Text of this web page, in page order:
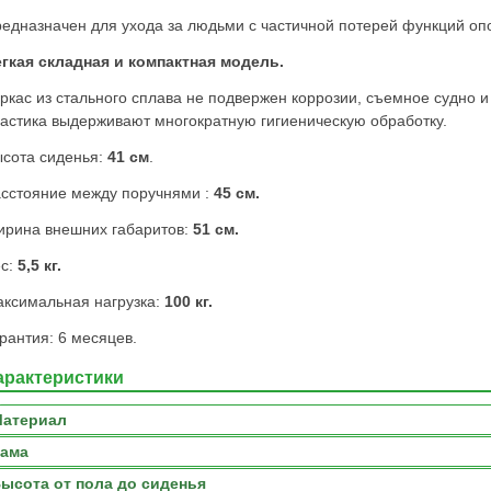
для ухода за людьми с частичной потерей функций
складная и компактная модель.
из стального сплава не подвержен коррозии, съемное судно и
выдерживают многократную гигиеническую обработку.
сиденья: 41 см
между поручнями : 45 см.
внешних габаритов: 51 см.
5,5 кг.
нагрузка: 100 кг.
6 месяцев.
от пола до сиденья